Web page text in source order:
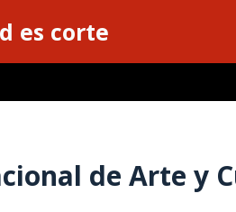
es corte
de Arte y